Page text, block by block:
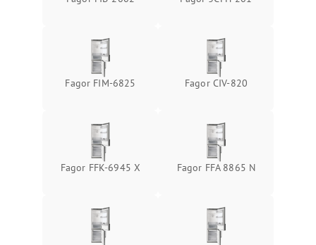
Fagor FIM-6825 Fagor CIV-820
Fagor FFK-6945 X Fagor FFA 8865 N